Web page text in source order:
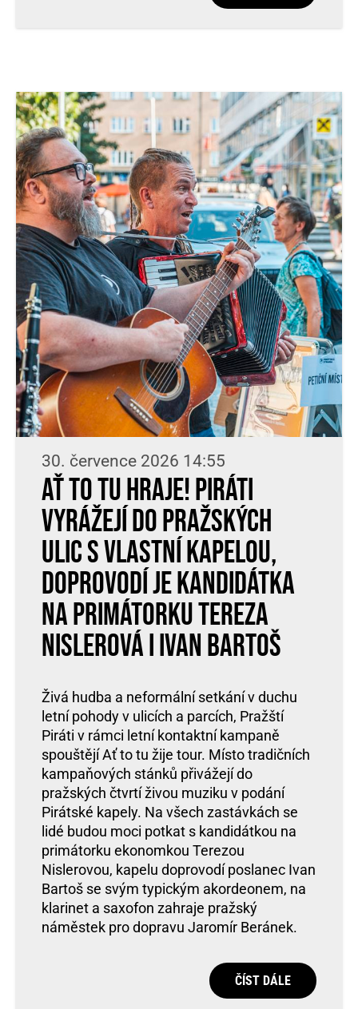
30. července 2026 14:55
Ať to tu hraje! Piráti
vyrážejí do pražských
ulic s vlastní kapelou,
doprovodí je kandidátka
na primátorku Tereza
Nislerová i Ivan Bartoš
Živá hudba a neformální setkání v duchu
letní pohody v ulicích a parcích, Pražští
Piráti v rámci letní kontaktní kampaně
spouštějí Ať to tu žije tour. Místo tradičních
kampaňových stánků přivážejí do
pražských čtvrtí živou muziku v podání
Pirátské kapely. Na všech zastávkách se
lidé budou moci potkat s kandidátkou na
primátorku ekonomkou Terezou
Nislerovou, kapelu doprovodí poslanec Ivan
Bartoš se svým typickým akordeonem, na
klarinet a saxofon zahraje pražský
náměstek pro dopravu Jaromír Beránek.
ČÍST DÁLE